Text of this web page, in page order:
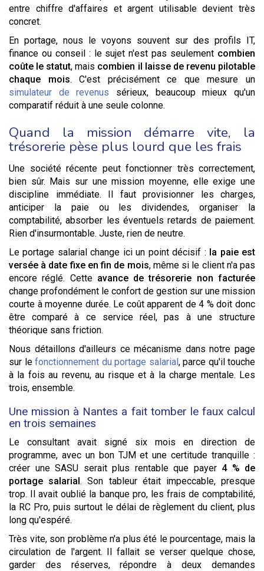
entre chiffre d'affaires et argent utilisable devient très
concret.
En portage, nous le voyons souvent sur des profils IT,
finance ou conseil : le sujet n'est pas seulement combien
coûte le statut, mais combien il laisse de revenu pilotable
chaque mois. C'est précisément ce que mesure un
simulateur de revenus sérieux, beaucoup mieux qu'un
comparatif réduit à une seule colonne.
Quand la mission démarre vite, la
trésorerie pèse plus lourd que les frais
Une société récente peut fonctionner très correctement,
bien sûr. Mais sur une mission moyenne, elle exige une
discipline immédiate. Il faut provisionner les charges,
anticiper la paie ou les dividendes, organiser la
comptabilité, absorber les éventuels retards de paiement.
Rien d'insurmontable. Juste, rien de neutre.
Le portage salarial change ici un point décisif : la paie est
versée à date fixe en fin de mois, même si le client n'a pas
encore réglé. Cette avance de trésorerie non facturée
change profondément le confort de gestion sur une mission
courte à moyenne durée. Le coût apparent de 4 % doit donc
être comparé à ce service réel, pas à une structure
théorique sans friction.
Nous détaillons d'ailleurs ce mécanisme dans notre page
sur le fonctionnement du portage salarial, parce qu'il touche
à la fois au revenu, au risque et à la charge mentale. Les
trois, ensemble.
Une mission à Nantes a fait tomber le faux calcul
en trois semaines
Le consultant avait signé six mois en direction de
programme, avec un bon TJM et une certitude tranquille :
créer une SASU serait plus rentable que payer 4 % de
portage salarial. Son tableur était impeccable, presque
trop. Il avait oublié la banque pro, les frais de comptabilité,
la RC Pro, puis surtout le délai de règlement du client, plus
long qu'espéré.
Très vite, son problème n'a plus été le pourcentage, mais la
circulation de l'argent. Il fallait se verser quelque chose,
garder des réserves, répondre à deux demandes